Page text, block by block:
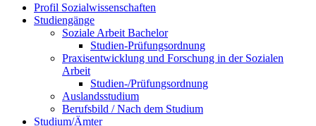
Profil Sozialwissenschaften
Studiengänge
Soziale Arbeit Bachelor
Studien-Prüfungsordnung
Praxisentwicklung und Forschung in der Sozialen
Arbeit
Studien-/Prüfungsordnung
Auslandsstudium
Berufsbild / Nach dem Studium
Studium/Ämter